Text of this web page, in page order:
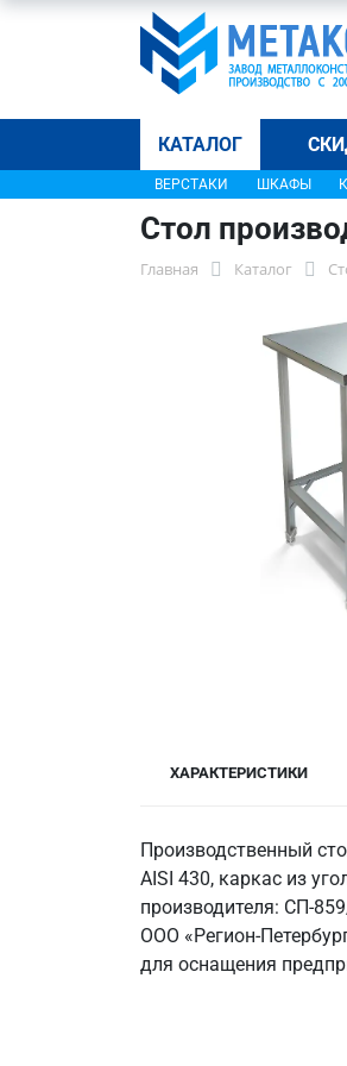
КАТАЛОГ
ВЕРСТАКИ ШКАФЫ
Стол
Главная Каталог
ХАРАКТЕРИСТИКИ
Производственный
AISI 430, каркас из
производителя: СП-
ООО «Регион-
для оснащения